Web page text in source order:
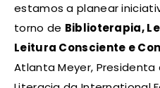
estamos a planear
torno de Biblioterapia,
Leitura Consciente e
Atlanta Meyer,